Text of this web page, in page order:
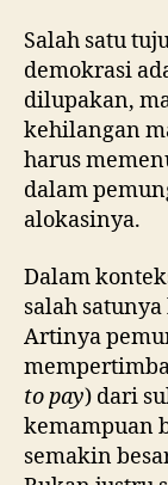
Salah satu
demokrasi
dilupakan,
kehilangan
harus
dalam
alokasinya.
Dalam
salah
Artinya
to pay) dari
kemampuan
semakin